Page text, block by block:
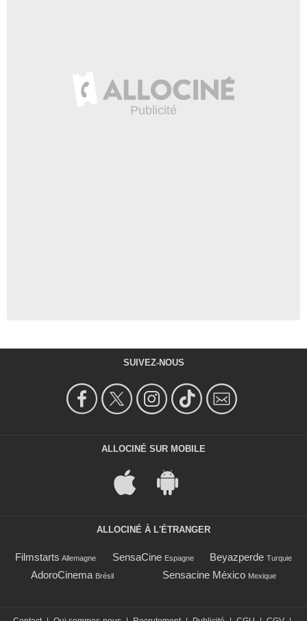
SUIVEZ-NOUS
ALLOCINÉ SUR MOBILE
ALLOCINÉ À L'ÉTRANGER
Filmstarts Allemagne SensaCine Espagne Beyazperde Turquie
AdoroCinema Brésil Sensacine México Mexique